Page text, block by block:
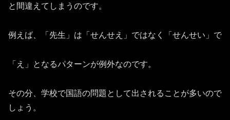
と間違えてしまうのです。
例えば、「先生」は「せんせえ」ではなく「せんせい」で
「え」となるパターンが例外なのです。
その分、学校で国語の問題として出されることが多いので
しょう。